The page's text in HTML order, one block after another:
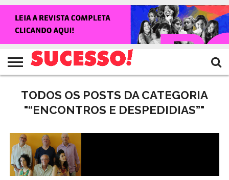
NOTÍCIAS
SHOWS
ENTREVISTAS
CLIQUES
RANKING
CROWLEY
TV
SUCESSO!
REVISTA
SUCESSO!
TODOS OS POSTS DA CATEGORIA
"“ENCONTROS E DESPEDIDIAS”"